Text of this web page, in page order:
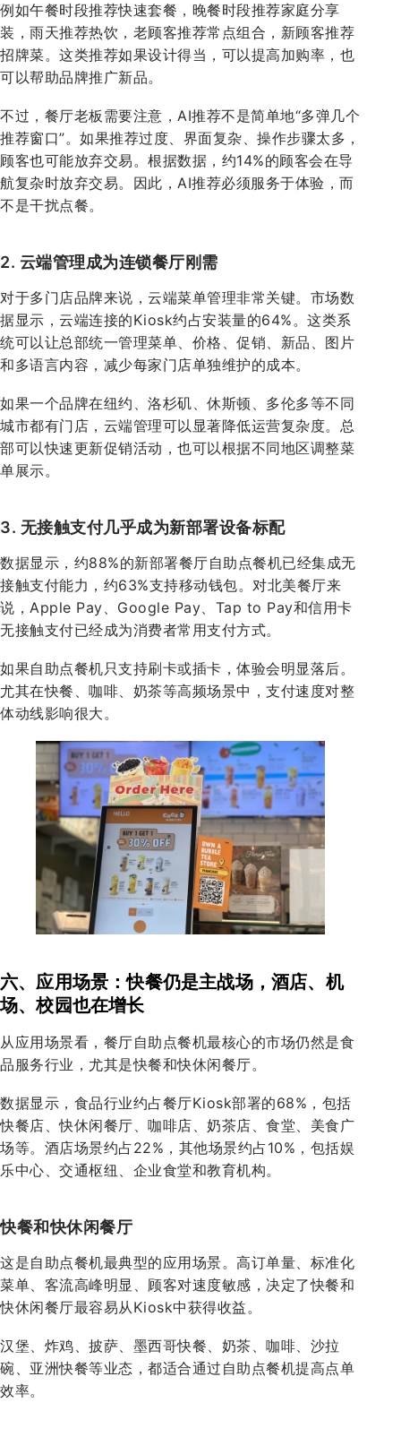
例如午餐时段推荐快速套餐，晚餐时段推荐家庭分享
装，雨天推荐热饮，老顾客推荐常点组合，新顾客推荐
招牌菜。这类推荐如果设计得当，可以提高加购率，也
可以帮助品牌推广新品。
不过，餐厅老板需要注意，AI推荐不是简单地“多弹几个
推荐窗口”。如果推荐过度、界面复杂、操作步骤太多，
顾客也可能放弃交易。根据数据，约14%的顾客会在导
航复杂时放弃交易。因此，AI推荐必须服务于体验，而
不是干扰点餐。
2. 云端管理成为连锁餐厅刚需
对于多门店品牌来说，云端菜单管理非常关键。市场数
据显示，云端连接的Kiosk约占安装量的64%。这类系
统可以让总部统一管理菜单、价格、促销、新品、图片
和多语言内容，减少每家门店单独维护的成本。
如果一个品牌在纽约、洛杉矶、休斯顿、多伦多等不同
城市都有门店，云端管理可以显著降低运营复杂度。总
部可以快速更新促销活动，也可以根据不同地区调整菜
单展示。
3. 无接触支付几乎成为新部署设备标配
数据显示，约88%的新部署餐厅自助点餐机已经集成无
接触支付能力，约63%支持移动钱包。对北美餐厅来
说，Apple Pay、Google Pay、Tap to Pay和信用卡
无接触支付已经成为消费者常用支付方式。
如果自助点餐机只支持刷卡或插卡，体验会明显落后。
尤其在快餐、咖啡、奶茶等高频场景中，支付速度对整
体动线影响很大。
六、应用场景：快餐仍是主战场，酒店、机
场、校园也在增长
从应用场景看，餐厅自助点餐机最核心的市场仍然是食
品服务行业，尤其是快餐和快休闲餐厅。
数据显示，食品行业约占餐厅Kiosk部署的68%，包括
快餐店、快休闲餐厅、咖啡店、奶茶店、食堂、美食广
场等。酒店场景约占22%，其他场景约占10%，包括娱
乐中心、交通枢纽、企业食堂和教育机构。
快餐和快休闲餐厅
这是自助点餐机最典型的应用场景。高订单量、标准化
菜单、客流高峰明显、顾客对速度敏感，决定了快餐和
快休闲餐厅最容易从Kiosk中获得收益。
汉堡、炸鸡、披萨、墨西哥快餐、奶茶、咖啡、沙拉
碗、亚洲快餐等业态，都适合通过自助点餐机提高点单
效率。